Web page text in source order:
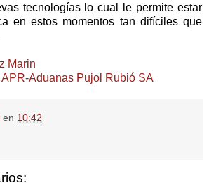
tecnologías lo cual le permite estar
en estos momentos tan difíciles que
Marin
APR-Aduanas Pujol Rubió SA
en 10:42